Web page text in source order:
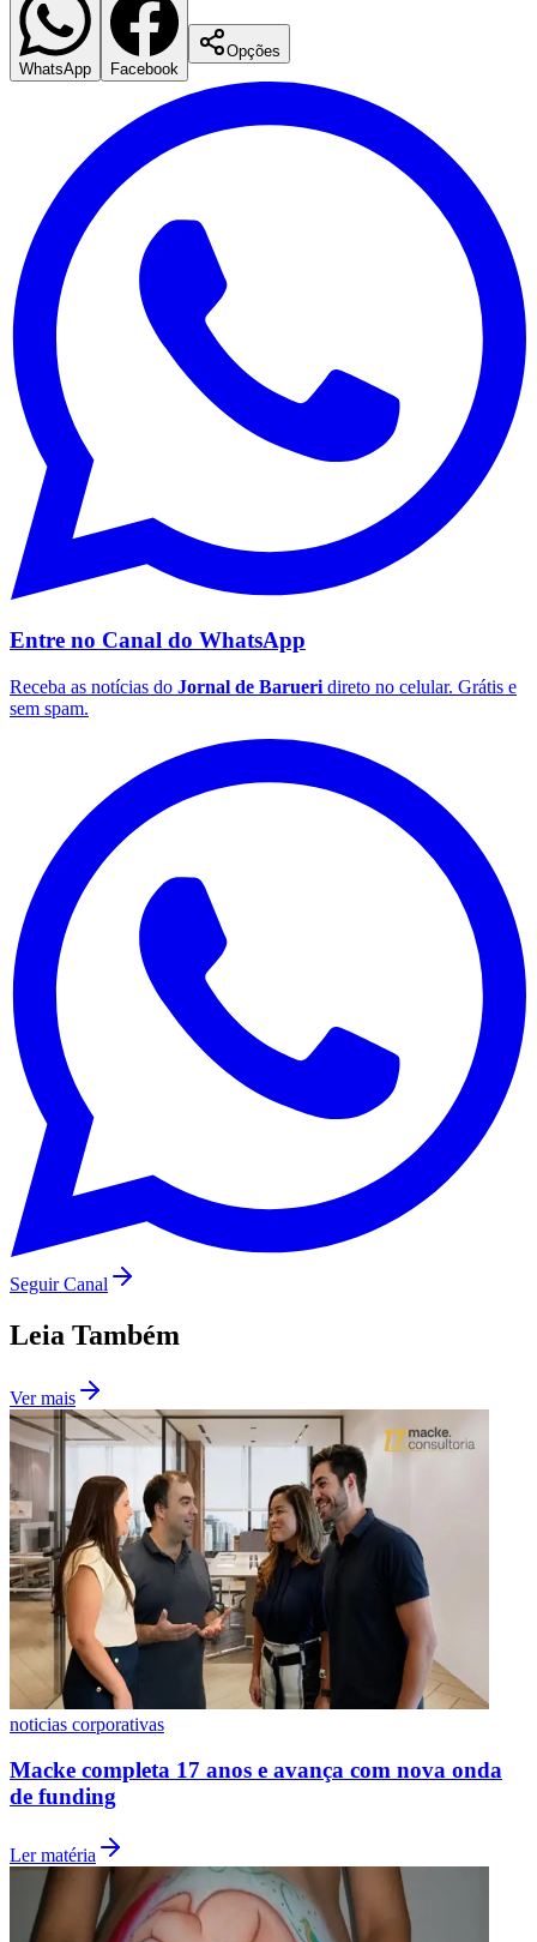
Botafogo
Internacional
WhatsApp Facebook
Opções
Entre no Canal do WhatsApp
Receba as notícias do Jornal de Barueri direto no celular. Grátis e
sem spam.
Seguir Canal
Leia Também
Ver mais
noticias corporativas
Macke completa 17 anos e avança com nova onda
de funding
Ler matéria